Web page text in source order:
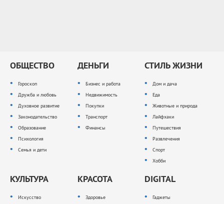
ОБЩЕСТВО
Гороскоп
Дружба и любовь
Духовное развитие
Законодательство
Образование
Психология
Семья и дети
ДЕНЬГИ
Бизнес и работа
Недвижимость
Покупки
Транспорт
Финансы
СТИЛЬ ЖИЗНИ
Дом и дача
Еда
Животные и природа
Лайфхаки
Путешествия
Развлечения
Спорт
Хобби
КУЛЬТУРА
Искусство
КРАСОТА
Здоровье
DIGITAL
Гаджеты